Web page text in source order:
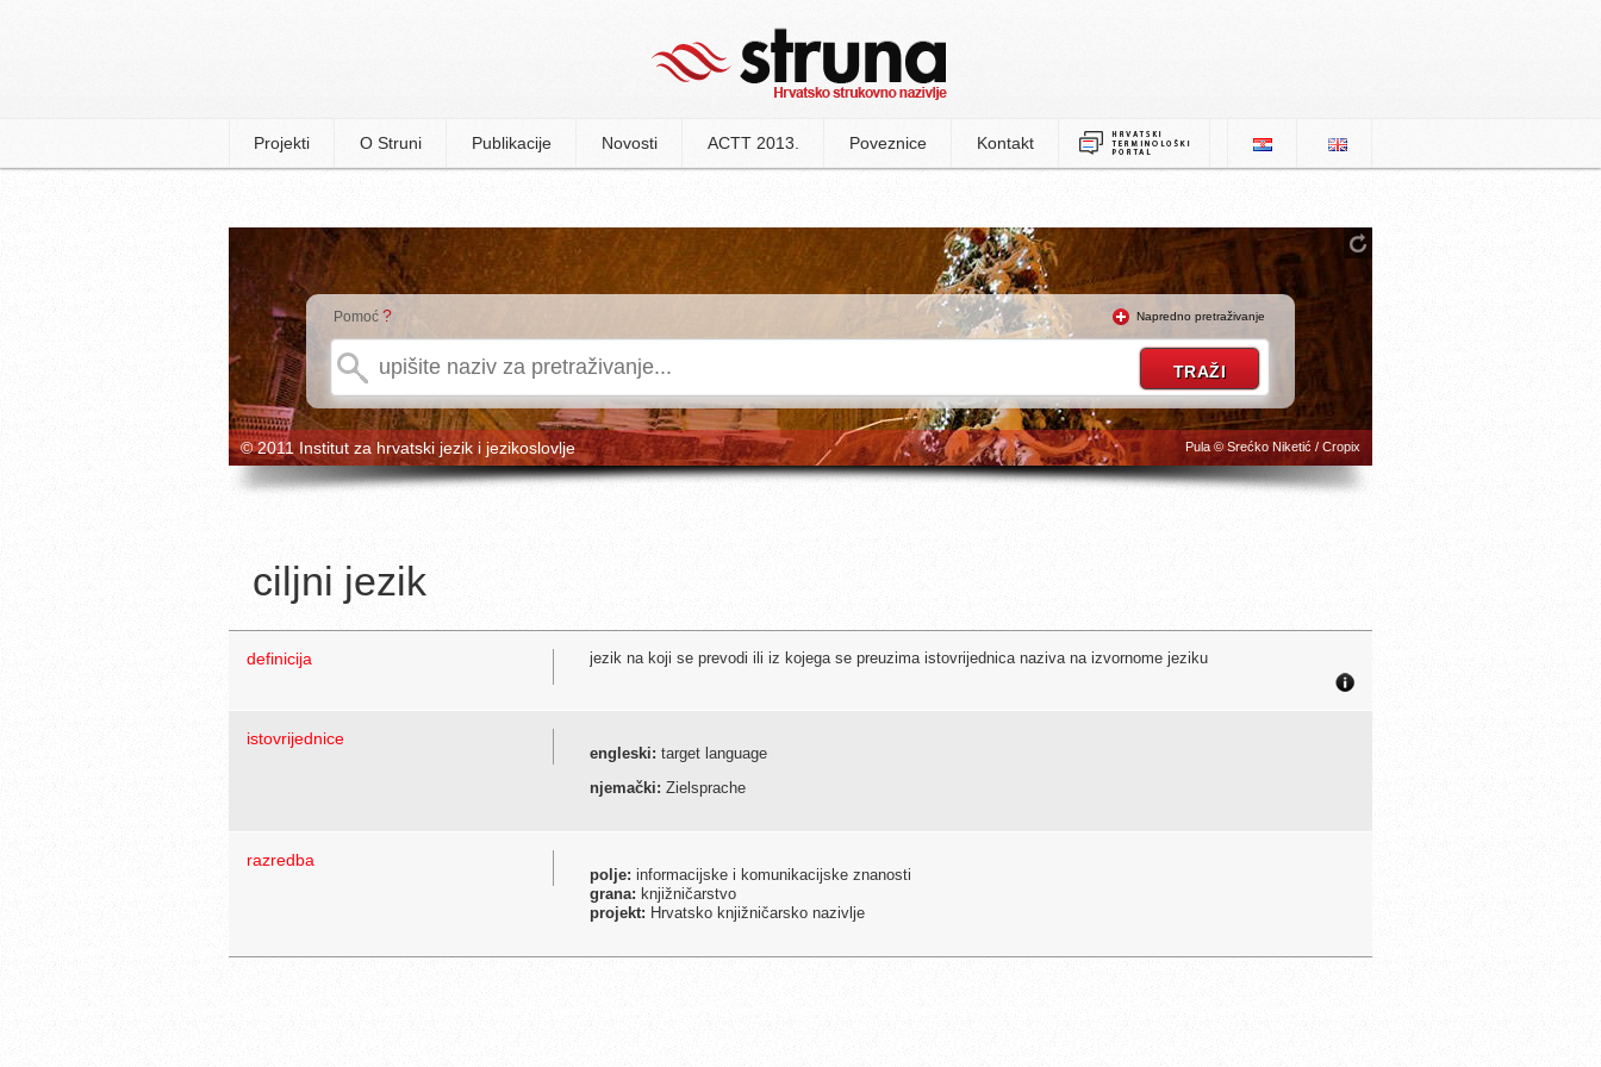
Projekti O Struni Publikacije Novosti ACTT 2013. Poveznice Kontakt
Pomoć ? Napredno pretraživanje
© 2011 Institut za hrvatski jezik i jezikoslovlje Pula © Srećko Niketić / Cropix
ciljni jezik
definicija jezik na koji se prevodi ili iz kojega se preuzima istovrijednica naziva na izvornome jeziku
istovrijednice
engleski: target language
njemački: Zielsprache
razredba
polje: informacijske i komunikacijske znanosti
grana: knjižničarstvo
projekt: Hrvatsko knjižničarsko nazivlje